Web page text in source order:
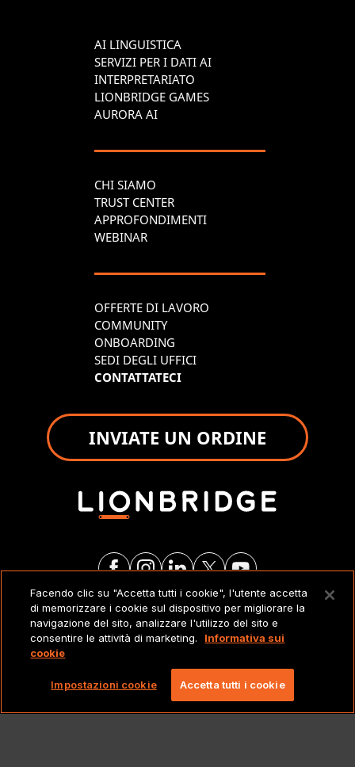
AI LINGUISTICA
SERVIZI PER I DATI AI
INTERPRETARIATO
LIONBRIDGE GAMES
AURORA AI
CHI SIAMO
TRUST CENTER
APPROFONDIMENTI
WEBINAR
OFFERTE DI LAVORO
COMMUNITY
ONBOARDING
SEDI DEGLI UFFICI
CONTATTATECI
INVIATE UN ORDINE
NOTE LEGALI
Copyright 2026 Lionbridge Technologies, LLC. Tutti
i diritti riservati.
Facendo clic su "Accetta tutti i cookie", l'utente accetta
di memorizzare i cookie sul dispositivo per migliorare la
navigazione del sito, analizzare l'utilizzo del sito e
consentire le attività di marketing.
Informativa sui
cookie
Impostazioni cookie Accetta tutti i cookie